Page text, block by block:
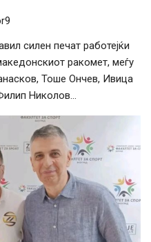
силен печат работејќи
ракомет, меѓу
Тоше Ончев, Ивица
Николов…